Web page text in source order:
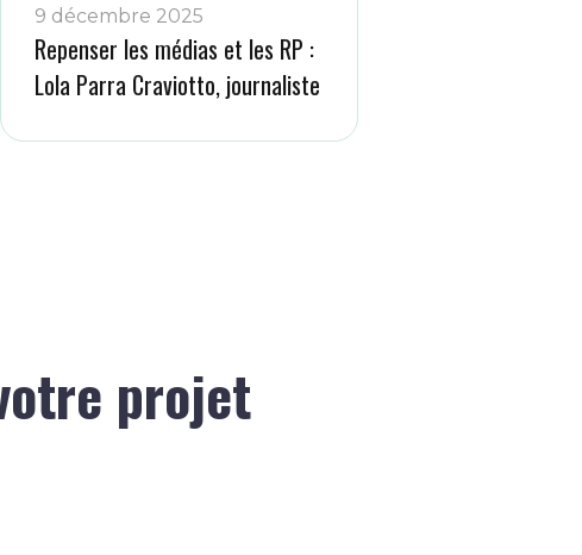
9 décembre 2025
Repenser les médias et les RP :
Lola Parra Craviotto, journaliste
projet